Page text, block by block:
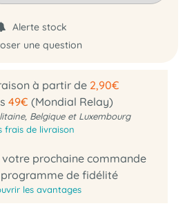
Alerte stock
une question
à partir de 2,90€
49€ (Mondial Relay)
Belgique et Luxembourg
frais de livraison
votre prochaine commande
de fidélité
les avantages